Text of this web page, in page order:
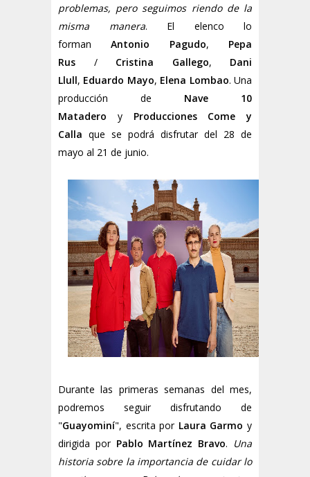
problemas, pero seguimos riendo de la
misma manera. El elenco lo
formanAntonio Pagudo, Pepa
Rus / Cristina Gallego, Dani
Llull, Eduardo Mayo, Elena Lombao.Una
producción de Nave 10
Matadero y Producciones Come y
Calla que se podrá disfrutar del 28 de
mayo al 21 de junio.
Durante las primeras semanas del mes,
podremos seguir disfrutando de
"Guayominí", escrita por Laura Garmo y
dirigida por Pablo Martínez Bravo. Una
historia sobre la importancia de cuidar lo